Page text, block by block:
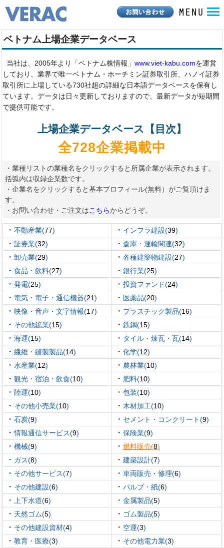
ベトナム上場企業データベース
当社は、2005年より「ベトナム株情報」 www.viet-kabu.comを運営
しており、業界で唯一ベトナム・ホーチミン証券取引所、ハノイ証券
取引所に上場している730社超の詳細な日本語データベースを保有し
ています。データは日々更新しておりますので、最新データが短期間
で提供可能です。
上場企業データベース【目次】
全728企業掲載中
・業種リストの業種名をクリックすると所属企業が表示されます。
括弧内は収録企業数です。
・企業名をクリックすると基本プロフィール(無料）がご覧頂けま
す。
・お問い合わせ・ご注文はこちらからどうぞ。
・ 不動産業(77) ・ インフラ建設(39)
・ 証券業(32) ・ 倉庫・運輸関連(32)
・ 卸売業(29) ・ 各種建築物建設(27)
・ 食品・飲料(27) ・ 銀行業(25)
・ 発電(25) ・ 投資ファンド(24)
・ 電気・電子・通信機器(21) ・ 医薬品(20)
・ 映像・音声・文字情報(17) ・ プラスチック製品(16)
・ その他鉱業(15) ・ 鉄鋼(15)
・ 海運(15) ・ タイル・煉瓦・瓦(14)
・ 繊維・縫製製品(14) ・ 化学(12)
・ 水産業(12) ・ 農林業(10)
・ 観光・宿泊・飲食(10) ・ 肥料(10)
・ 陸運(10) ・ 包装(10)
・ その他小売業(10) ・ 木材加工(10)
・ 石炭(9) ・ セメント・コンクリート(9)
・情報通信サービス(9) ・ 保険業(9)
・ 機械(9) ・ 燃料販売(8)
・ ガス(8) ・ 建築設計(7)
・ その他サービス(7) ・ 車両販売・修理(6)
・ その他建設(6) ・ パルプ・紙(6)
・ 上下水道(6) ・ 金属製品(5)
・ 天然ゴム(5) ・ ゴム製品(5)
・ その他建設資材(4) ・ 空運(3)
・ 教育・医療(3) ・ その他電力業(3)